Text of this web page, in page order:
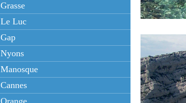
Grasse
Le Luc
Gap
Nyons
Manosque
Cannes
Orange